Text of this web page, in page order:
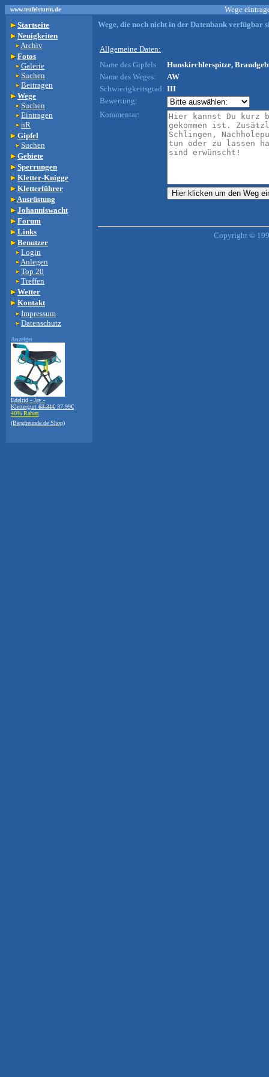
www.teufelsturm.de
Wege
Startseite
Neuigkeiten
Archiv
Fotos
Galerie
Suchen
Beitragen
Wege
Suchen
Eintragen
nR
Gipfel
Suchen
Gebiete
Sperrungen
Kletter-Knigge
Kletterführer
Ausrüstung
Johanniswacht
Forum
Links
Benutzer
Login
Anlegen
Top 20
Treffen
Wetter
Kontakt
Impressum
Datenschutz
Anzeige:
Edelrid - Jay -
Klettergurt 63.31€ 37.99€
40% Rabatt
(Bergfreunde.de Shop)
Wege, die noch nicht in der Datenbank verfügbar
Allgemeine Daten:
Name des Gipfels:
Hunskirchlerspitze,
Name des Weges:
AW
Schwierigkeitsgrad: III
Bewertung:
Kommentar:
Copyright ©